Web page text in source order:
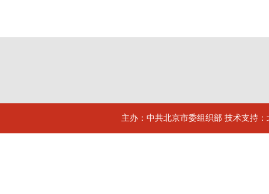
主办：中共北京市委组织部 技术支持